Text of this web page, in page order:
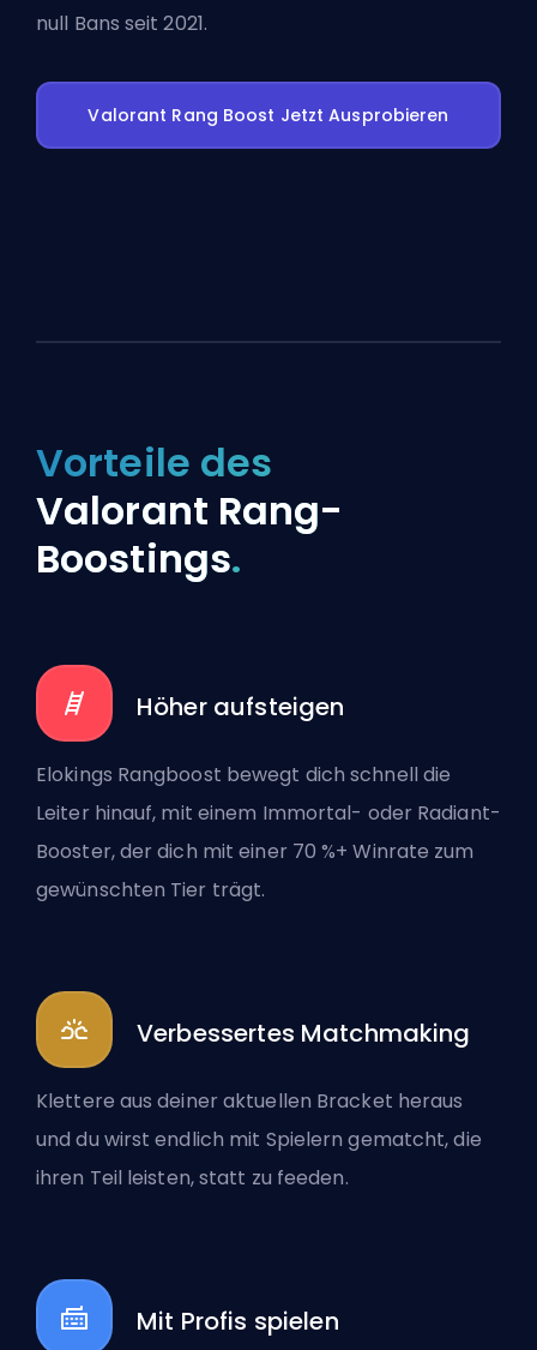
null Bans seit 2021.
Valorant Rang Boost Jetzt Ausprobieren
Vorteile des
Valorant Rang-
Boostings.
Höher aufsteigen
Elokings Rangboost bewegt dich schnell die
Leiter hinauf, mit einem Immortal- oder Radiant-
Booster, der dich mit einer 70 %+ Winrate zum
gewünschten Tier trägt.
Verbessertes Matchmaking
Klettere aus deiner aktuellen Bracket heraus
und du wirst endlich mit Spielern gematcht, die
ihren Teil leisten, statt zu feeden.
Mit Profis spielen